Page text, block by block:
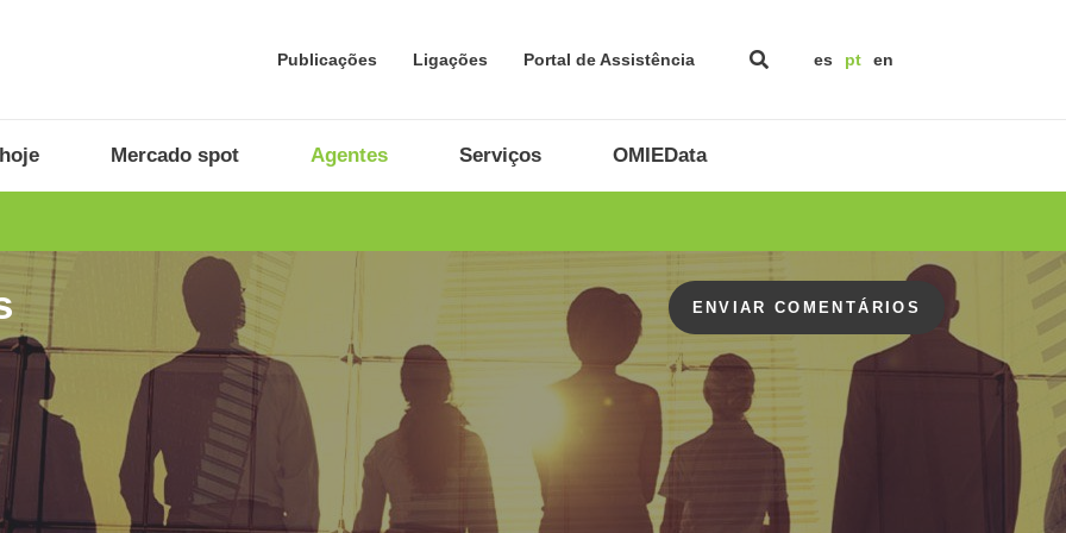
Publicações Ligações Portal de Assistência es pt en
Mercado spot Agentes Serviços OMIEData
ENVIAR COMENTÁRIOS